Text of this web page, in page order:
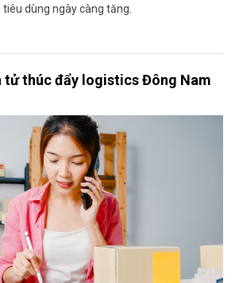
dùng ngày càng tăng.
tử thúc đẩy logistics Đông Nam